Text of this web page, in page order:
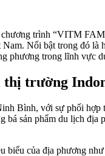
trình “VITM
Nổi bật trong đó
phương trong lĩnh vực
trường
Bình, với sự phối
sản phẩm du lịch
của địa phương